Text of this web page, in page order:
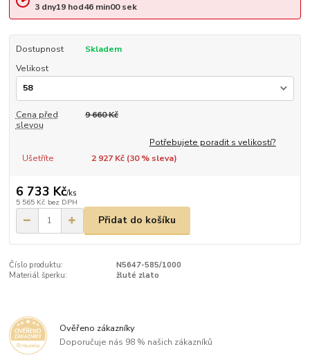
3 dny19hod46min00sek
Dostupnost
Skladem
Velikost
Cena před
slevou
9 660 Kč
Potřebujete poradit s velikostí?
Ušetříte
2 927 Kč (30% sleva)
6 733 Kč/ks
5 565 Kč bez DPH
Přidat do košíku
Číslo produktu:
N5647-585/1000
Materiál šperku:
žluté zlato
Ověřeno zákazníky
Doporučuje nás 98 % našich zákazníků